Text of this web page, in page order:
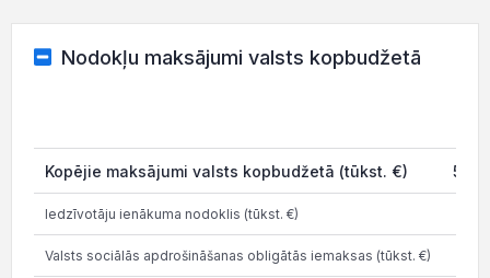
Nodokļu maksājumi valsts kopbudžetā
Kopējie maksājumi valsts kopbudžetā (tūkst. €)
Iedzīvotāju ienākuma nodoklis (tūkst. €)
Valsts sociālās apdrošināšanas obligātās iemaksas (tūkst. €)